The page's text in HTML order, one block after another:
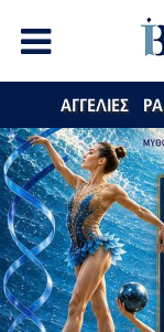
ΑΓΓΕΛΙΕΣ